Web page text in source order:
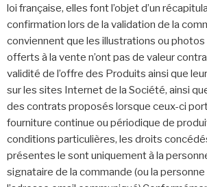
loi française, elles font l’objet d’un
confirmation lors de la validation de la
conviennent que les illustrations ou
offerts à la vente n’ont pas de valeur
validité de l’offre des Produits ainsi que
sur les sites Internet de la Société, ainsi
des contrats proposés lorsque ceux-ci
fourniture continue ou périodique de
conditions particulières, les droits
présentes le sont uniquement à la
signataire de la commande (ou la